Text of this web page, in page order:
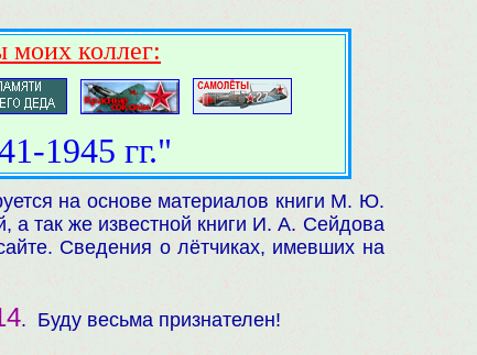
моих коллег:
1945 гг."
на основе материалов книги М. Ю.
а так же известной книги И. А. Сейдова
Сведения о лётчиках, имевших на
. Буду весьма признателен!